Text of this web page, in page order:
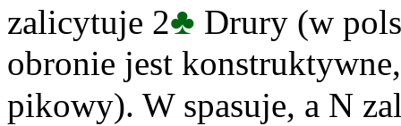
zalicytuje 2♣ Drury (w
obronie jest
pikowy). W spasuje, a N